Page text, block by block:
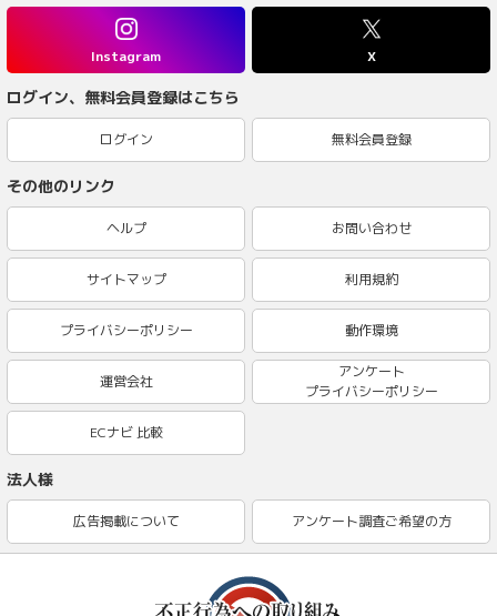
Instagram X
ログイン、無料会員登録はこちら
ログイン 無料会員登録
その他のリンク
ヘルプ お問い合わせ
サイトマップ 利用規約
プライバシーポリシー 動作環境
運営会社
アンケート
プライバシーポリシー
ECナビ 比較
法人様
広告掲載について アンケート調査ご希望の方